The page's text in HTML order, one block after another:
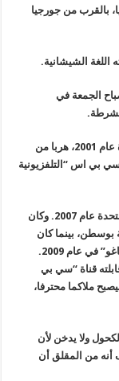
بالقرب من جورجيا
الشيشانية.
26 عاما، فقد قتل صباح الجمعة في
.
وولد تيمورلانك في روسيا ووصل إلى الولايات المتحدة عام 2001، هربا من
بي اس “التلفزيونية
عام2007. وكان
بينما كان
يستعد للمشاركة في مسابقة “القفازات الذهبية شيكاغو” في عام 2009.
قناة “سي بي
ملاكما محترفا،
ولا يدخن لأن
أنه من المقلق أن